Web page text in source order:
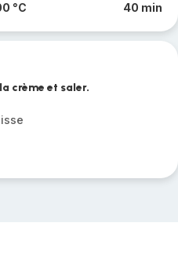
°C 40 min
crème et saler.